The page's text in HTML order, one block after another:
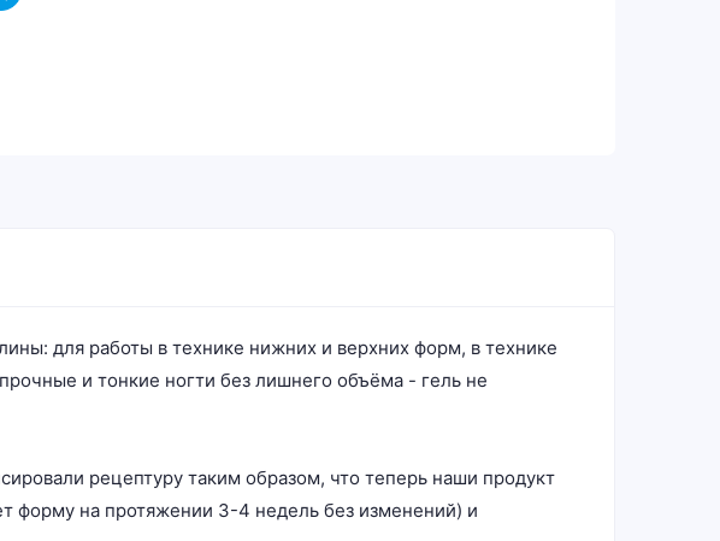
для работы в технике нижних и верхних форм, в технике
и тонкие ногти без лишнего объёма - гель не
рецептуру таким образом, что теперь наши продукт
форму на протяжении 3-4 недель без изменений) и